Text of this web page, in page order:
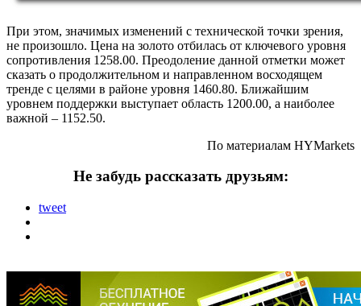
При этом, значимых изменений с технической точки зрения,
не произошло. Цена на золото отбилась от ключевого уровня
сопротивления 1258.00. Преодоление данной отметки может
сказать о продолжительном и направленном восходящем
тренде с целями в районе уровня 1460.80. Ближайшим
уровнем поддержки выступает область 1200.00, а наиболее
важной – 1152.50.
По материалам HYMarkets
Не забудь рассказать друзьям:
tweet